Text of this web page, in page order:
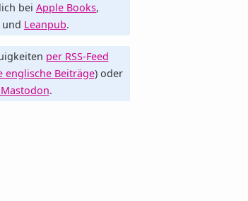
bei Apple Books,
und Leanpub.
per RSS-Feed
englische Beiträge) oder
.